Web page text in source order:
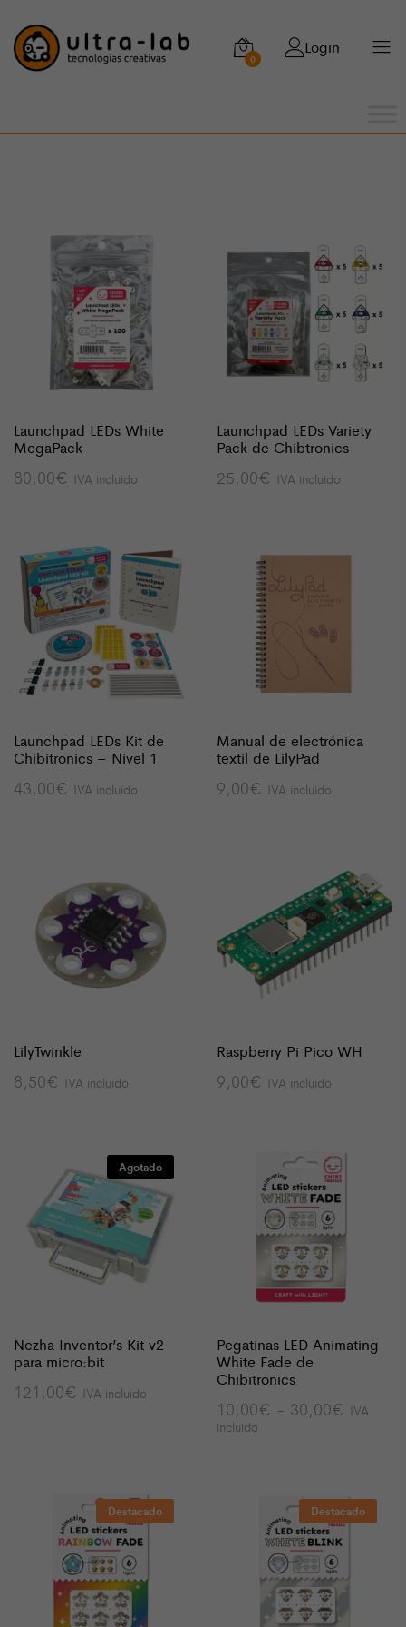
0
Login
Launchpad LEDs White
MegaPack
80,00€ IVA incluido
Launchpad LEDs Variety
Pack de Chibtronics
25,00€ IVA incluido
Launchpad LEDs Kit de
Chibitronics – Nivel 1
43,00€ IVA incluido
Manual de electrónica
textil de LilyPad
9,00€ IVA incluido
LilyTwinkle
8,50€ IVA incluido
Raspberry Pi Pico WH
9,00€ IVA incluido
Agotado
Nezha Inventor’s Kit v2
para micro:bit
121,00€ IVA incluido
Pegatinas LED Animating
White Fade de
Chibitronics
10,00€ - 30,00€ Rango
30,00€
IVA
incluido
Destacado Destacado